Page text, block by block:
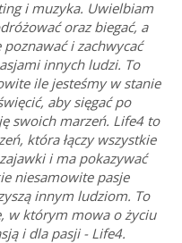
i muzyka. Uwielbiam
oraz biegać, a
poznawać i zachwycać
innych ludzi. To
ile jesteśmy w stanie
aby sięgać po
swoich marzeń. Life4 to
która łączy wszystkie
i ma pokazywać
niesamowite pasje
innym ludziom. To
w którym mowa o życiu
i dla pasji - Life4.